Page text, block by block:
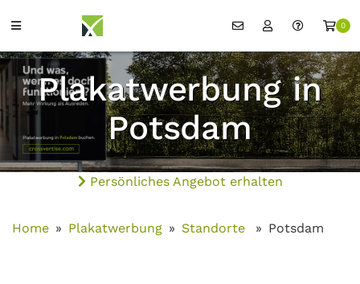
0
Plakatwerbung in
Potsdam
Persönliches Angebot erhalten
Home Plakatwerbung Standorte Potsdam